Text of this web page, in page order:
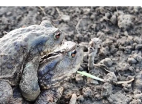
preventivnímu vyřazování
boří laktační poradkyně